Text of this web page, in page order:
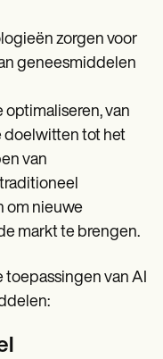
zorgen voor
geneesmiddelen
van
doelwitten tot het
van
om nieuwe
markt te brengen.
van AI